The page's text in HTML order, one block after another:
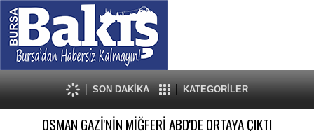
SON DAKİKA KATEGORİLER
OSMAN GAZİ'NİN MİĞFERİ ABD'DE ORTAYA ÇIKTI